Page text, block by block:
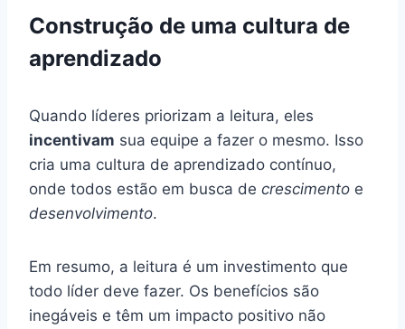
Construção de uma cultura de
aprendizado
Quando líderes priorizam a leitura, eles
incentivam sua equipe a fazer o mesmo. Isso
cria uma cultura de aprendizado contínuo,
onde todos estão em busca de crescimento e
desenvolvimento.
Em resumo, a leitura é um investimento que
todo líder deve fazer. Os benefícios são
inegáveis e têm um impacto positivo não